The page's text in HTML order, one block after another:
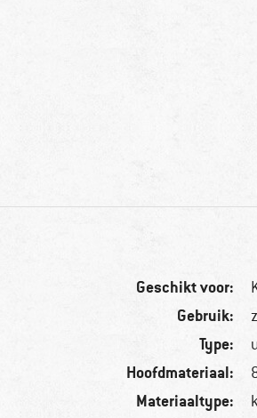
Geschikt voor:
Gebruik:
Type:
Hoofdmateriaal:
Materiaaltype: